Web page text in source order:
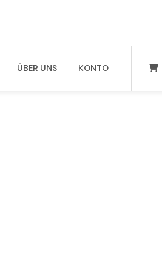
ÜBER UNS KONTO